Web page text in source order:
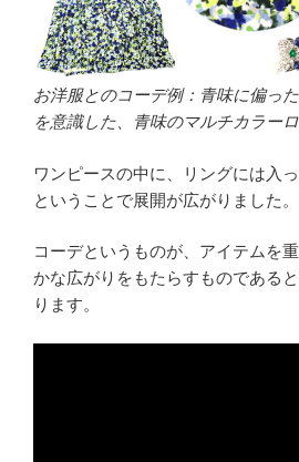
お洋服とのコーデ例：青味に偏っ
を意識した、青味のマルチカラー
ワンピースの中に、リングには入
ということで展開が広がりました。
コーデというものが、アイテムを
かな広がりをもたらすものである
ります。